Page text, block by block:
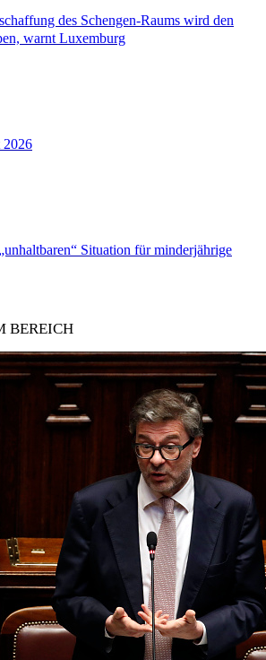
des Schengen-Raums wird den
warnt Luxemburg
2026
Situation für minderjährige
BEREICH